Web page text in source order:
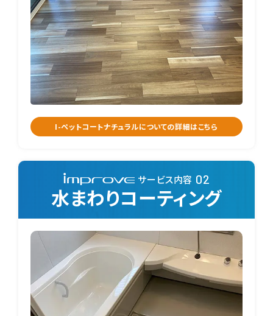
I-ペットコートナチュラルについての詳細はこちら
サービス内容
水まわりコーティング